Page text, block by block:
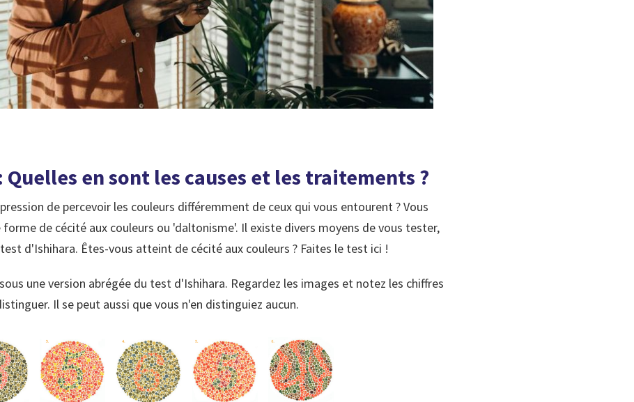
en sont les causes et les traitements ?
de percevoir les couleurs différemment de ceux qui vous entourent ? Vous
de cécité aux couleurs ou 'daltonisme'. Il existe divers moyens de vous tester,
d'Ishihara. Êtes-vous atteint de cécité aux couleurs ? Faites le test ici !
une version abrégée du test d'Ishihara. Regardez les images et notez les chiffres
Il se peut aussi que vous n'en distinguiez aucun.